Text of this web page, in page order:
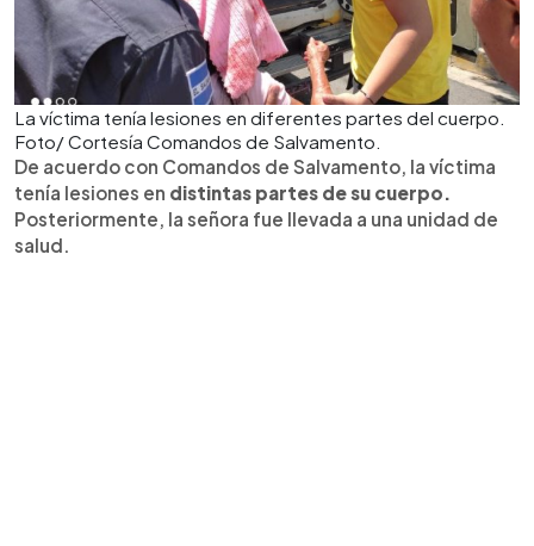
La víctima tenía lesiones en diferentes partes del cuerpo.
Foto/ Cortesía Comandos de Salvamento.
De acuerdo con Comandos de Salvamento, la víctima
tenía lesiones en distintas partes de su cuerpo.
Posteriormente, la señora fue llevada a una unidad de
salud.